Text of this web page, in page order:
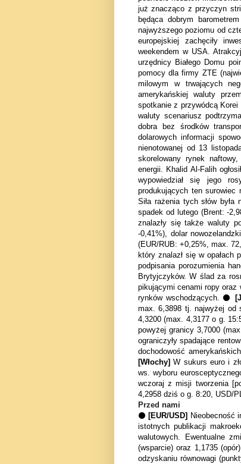
już znacząco z przyczyn
będąca dobrym
najwyższego poziomu od
europejskiej zachęciły
weekendem w USA.
urzędnicy Białego Domu
pomocy dla firmy ZTE
milowym w trwających
amerykańskiej waluty
spotkanie z przywódcą Korei
waluty scenariusz
dobra bez środków
dolarowych informacji
nienotowanej od 13
skorelowany rynek
energii. Khalid Al-Falih
wypowiedział się jego
produkujących ten surowiec
Siła rażenia tych słów była
spadek od lutego (Brent: -
znalazły się także waluty
-0,41%), dolar
(EUR/RUB: +0,25%, max.
który znalazł się w opałach
podpisania porozumienia
Brytyjczyków. W ślad za
pikującymi cenami ropy oraz
rynków wschodzących. ⚫
max. 6,3898 tj. najwyżej od
4,3200 (max. 4,3177 o g.
powyżej granicy 3,7000
ograniczyły spadające
dochodowość
[Włochy] W sukurs euro i
ws. wyboru
wczoraj z misji tworzenia
4,2958 dziś o g. 8:20, USD/
Przed nami
⚫ [EUR/USD] Nieobecność
istotnych publikacji
walutowych. Ewentualne
(wsparcie) oraz 1,1735 (opó
odzyskaniu równowagi